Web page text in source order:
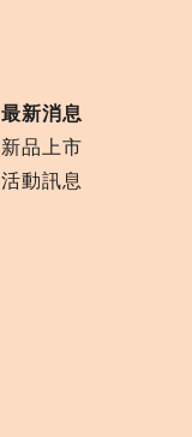
最新消息
新品上市
活動訊息